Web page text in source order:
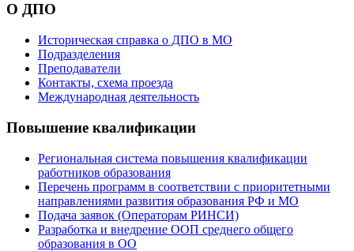
О ДПО
Историческая справка о ДПО в МО
Подразделения
Преподаватели
Контакты, схема проезда
Международная деятельность
Повышение квалификации
Региональная система повышения квалификации
работников образования
Перечень программ в соответствии с приоритетными
направлениями развития образования РФ и МО
Подача заявок (Операторам РИНСИ)
Разработка и внедрение ООП среднего общего
образования в ОО